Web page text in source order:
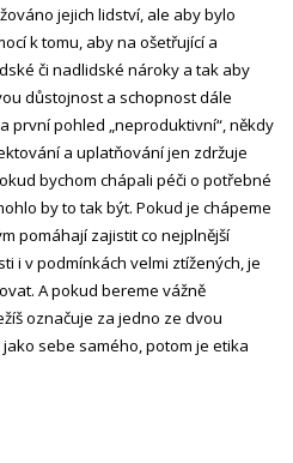
jejich lidství, ale aby bylo
k tomu, aby na ošetřující a
či nadlidské nároky a tak aby
důstojnost a schopnost dále
první pohled „neproduktivní“, někdy
a uplatňování jen zdržuje
bychom chápali péči o potřebné
by to tak být. Pokud je chápeme
pomáhají zajistit co nejplnější
i v podmínkách velmi ztížených, je
A pokud bereme vážně
označuje za jedno ze dvou
sebe samého, potom je etika